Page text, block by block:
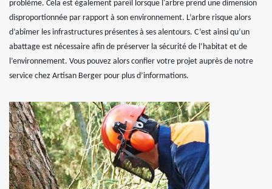
problème. Cela est également pareil lorsque l'arbre prend une dimension
disproportionnée par rapport à son environnement. L’arbre risque alors
d’abîmer les infrastructures présentes à ses alentours. C’est ainsi qu’un
abattage est nécessaire afin de préserver la sécurité de l’habitat et de
l’environnement. Vous pouvez alors confier votre projet auprès de notre
service chez Artisan Berger pour plus d’informations.